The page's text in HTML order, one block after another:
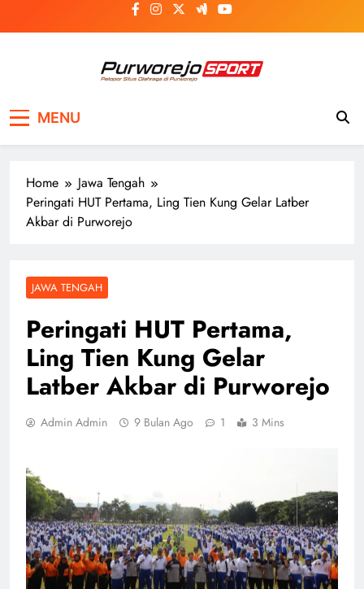
to
MENU
Home
Jawa Tengah
Peringati HUT Pertama, Ling Tien Kung Gelar Latber
Akbar di Purworejo
JAWA TENGAH
Peringati HUT Pertama,
Ling Tien Kung Gelar
Latber Akbar di Purworejo
Admin Admin 9 Bulan Ago 1 3 Mins